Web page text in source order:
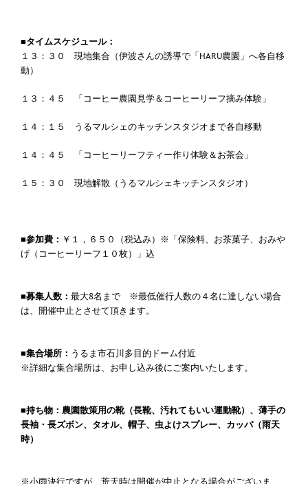
■タイムスケジュール：
１３：３０ 現地集合（伊波さんの誘導で「HARU農園」へ各自移
動）
１３：４５ 「コーヒー農園見学＆コーヒーリーフ摘み体験」
１４：１５ うるマルシェのキッチンスタジオまで各自移動
１４：４５ 「コーヒーリーフティー作り体験＆お茶会」
１５：３０ 現地解散（うるマルシェキッチンスタジオ）
■参加費： ￥１，６５０（税込み）※「保険料、お茶菓子、おみや
げ（コーヒーリーフ１０枚）」込
■募集人数： 最大8名まで ※最低催行人数の４名に達しない場合
は、開催中止とさせて頂きます。
■集合場所： うるま市石川多目的ドーム付近
※詳細な集合場所は、お申し込み後にご案内いたします。
■持ち物：農園散策用の靴（長靴、汚れてもいい運動靴）、薄手の
長袖・長ズボン、タオル、帽子、虫よけスプレー、カッパ（雨天
時）
※小雨決行ですが、荒天時は開催が中止となる場合がございま